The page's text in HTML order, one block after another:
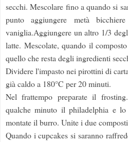
secchi. Mescolare fino a quando si
punto aggiungere metà
vaniglia.Aggiungere un altro 1/3
latte. Mescolate, quando il
quello che resta degli ingredienti
Dividere l'impasto nei pirottini di
già caldo a 180°C per 20 minuti.
Nel frattempo preparate il
qualche minuto il philadelphia e
montate il burro. Unite i due
Quando i cupcakes si saranno